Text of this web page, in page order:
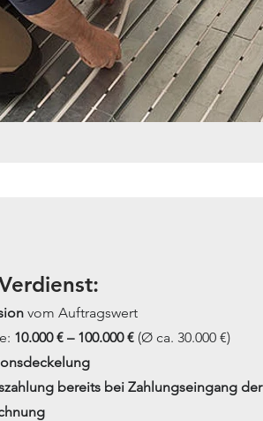
vom Auftragswert
10.000 € – 100.000 € (Ø ca. 30.000 €)
bereits bei Zahlungseingang der